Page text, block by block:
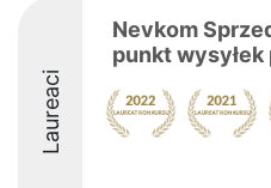
Laureaci
Nevkom
punkt